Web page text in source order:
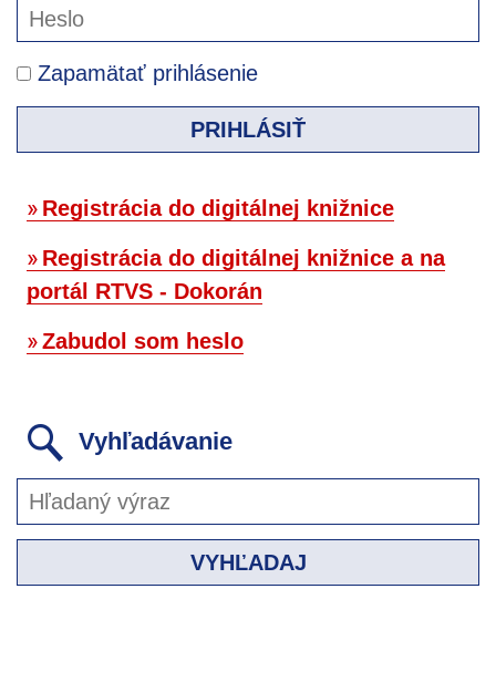
Zapamätať prihlásenie
PRIHLÁSIŤ
Registrácia do digitálnej knižnice
Registrácia do digitálnej knižnice a na
portál RTVS - Dokorán
Zabudol som heslo
Vyhľadávanie
VYHĽADAJ